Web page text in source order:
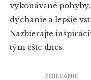
ZDIEĽANIE
vykonávané
dýchanie a lepšie
Nazbierajte
tým ešte dnes.